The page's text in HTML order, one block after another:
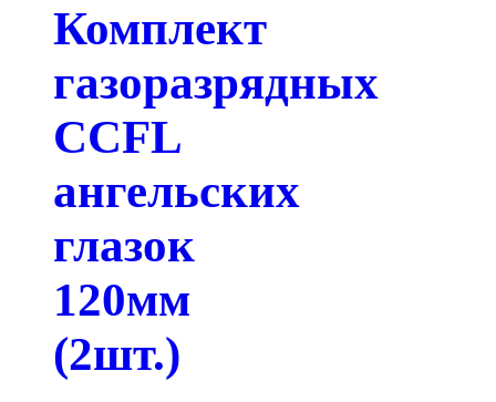
Комплект
газоразрядных
CCFL
ангельских
глазок
120мм
(2шт.)